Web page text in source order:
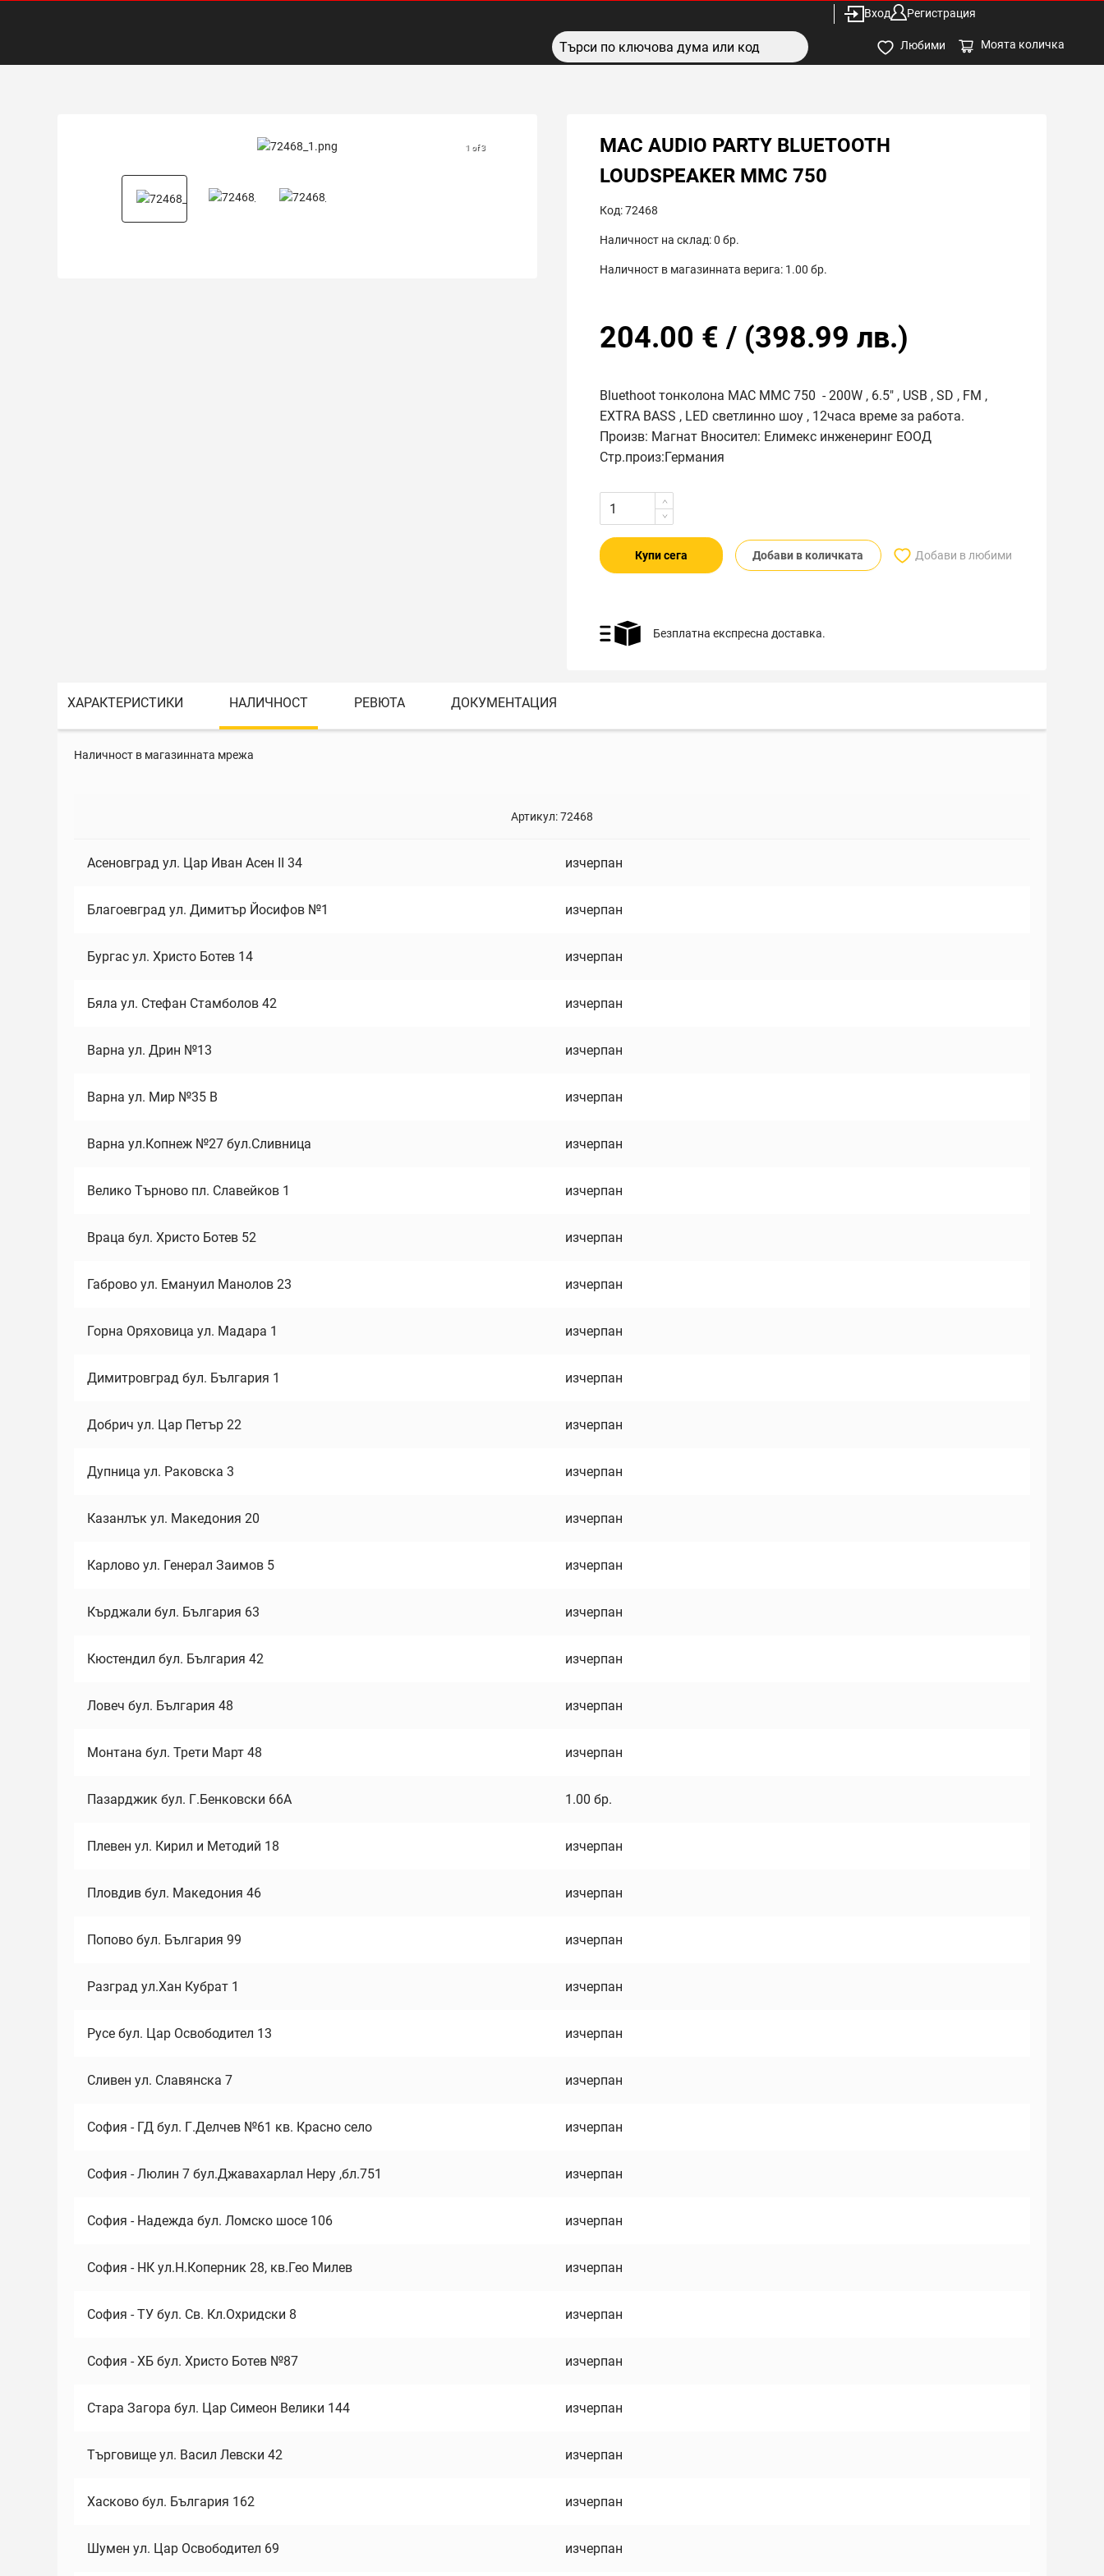
Вход Регистрация
Любими Моята количка
1 of 3
MAC AUDIO PARTY BLUETOOTH
LOUDSPEAKER MMC 750
Код:72468
Наличност на склад:0 бр.
Наличност в магазинната верига: 1.00 бр.
204.00 € / (398.99 лв.)
Bluethoot тонколона MAC MMC 750 - 200W , 6.5" , USB , SD , FM ,
EXTRA BASS , LED светлинно шоу , 12часа време за работа.
Произв: Магнат Вносител: Елимекс инженеринг ЕООД
Стр.произ:Германия
Купи сега Добави в количката Добави в любими
Безплатна експресна доставка.
ХАРАКТЕРИСТИКИ НАЛИЧНОСТ РЕВЮТА ДОКУМЕНТАЦИЯ
Наличност в магазинната мрежа
Артикул:72468
Асеновград ул. Цар Иван Асен II 34 изчерпан
Благоевград ул. Димитър Йосифов №1 изчерпан
Бургас ул. Христо Ботев 14 изчерпан
Бяла ул. Стефан Стамболов 42 изчерпан
Варна ул. Дрин №13 изчерпан
Варна ул. Мир №35 В изчерпан
Варна ул.Копнеж №27 бул.Сливница изчерпан
Велико Търново пл. Славейков 1 изчерпан
Враца бул. Христо Ботев 52 изчерпан
Габрово ул. Емануил Манолов 23 изчерпан
Горна Оряховица ул. Мадара 1 изчерпан
Димитровград бул. България 1 изчерпан
Добрич ул. Цар Петър 22 изчерпан
Дупница ул. Раковска 3 изчерпан
Казанлък ул. Македония 20 изчерпан
Карлово ул. Генерал Заимов 5 изчерпан
Кърджали бул. България 63 изчерпан
Кюстендил бул. България 42 изчерпан
Ловеч бул. България 48 изчерпан
Монтана бул. Трети Март 48 изчерпан
Пазарджик бул. Г.Бенковски 66А 1.00 бр.
Плевен ул. Кирил и Методий 18 изчерпан
Пловдив бул. Македония 46 изчерпан
Попово бул. България 99 изчерпан
Разград ул.Хан Кубрат 1 изчерпан
Русе бул. Цар Освободител 13 изчерпан
Сливен ул. Славянска 7 изчерпан
София - ГД бул. Г.Делчев №61 кв. Красно село изчерпан
София - Люлин 7 бул.Джавахарлал Неру ,бл.751 изчерпан
София - Надежда бул. Ломско шосе 106 изчерпан
София - НК ул.Н.Коперник 28, кв.Гео Милев изчерпан
София - ТУ бул. Св. Кл.Охридски 8 изчерпан
София - ХБ бул. Христо Ботев №87 изчерпан
Стара Загора бул. Цар Симеон Велики 144 изчерпан
Търговище ул. Васил Левски 42 изчерпан
Хасково бул. България 162 изчерпан
Шумен ул. Цар Освободител 69 изчерпан